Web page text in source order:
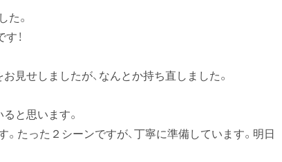
。
！
見せしましたが、なんとか持ち直しました。
と思います。
たった２シーンですが、丁寧に準備しています。明日